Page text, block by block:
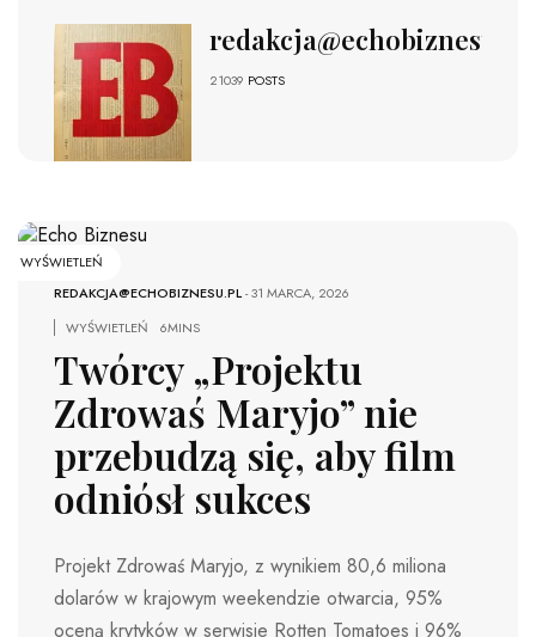
redakcja@echobiznesu.pl
21039 POSTS
WYŚWIETLEŃ
REDAKCJA@ECHOBIZNESU.PL-31 MARCA, 2026
WYŚWIETLEŃ
6MINS
Twórcy „Projektu
Zdrowaś Maryjo” nie
przebudzą się, aby film
odniósł sukces
Projekt Zdrowaś Maryjo, z wynikiem 80,6 miliona
dolarów w krajowym weekendzie otwarcia, 95%
oceną krytyków w serwisie Rotten Tomatoes i 96%